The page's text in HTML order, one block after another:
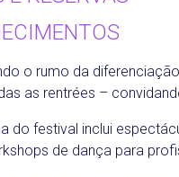
o rumo da
as rentrées –
do festival inclui
de dança para